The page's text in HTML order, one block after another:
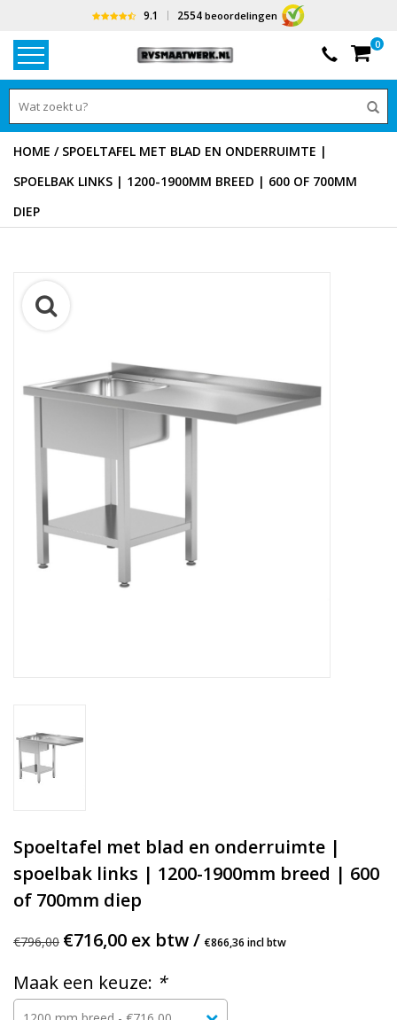
9.1 2554 beoordelingen
0
HOME / SPOELTAFEL MET BLAD EN ONDERRUIMTE |
SPOELBAK LINKS | 1200-1900MM BREED | 600 OF 700MM
DIEP
Spoeltafel met blad en onderruimte |
spoelbak links | 1200-1900mm breed | 600
of 700mm diep
€796,00 €716,00 ex btw /€866,36 incl btw
Maak een keuze: *